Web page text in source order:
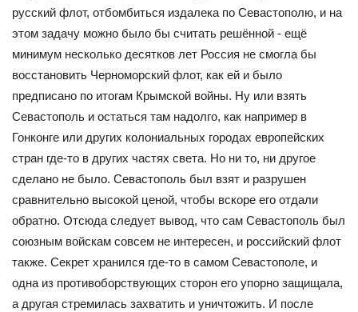
русский флот, отбомбиться издалека по Севастополю, и на
этом задачу можно было бы считать решённой - ещё
минимум несколько десятков лет Россия не смогла бы
восстановить Черноморский флот, как ей и было
предписано по итогам Крымской войны. Ну или взять
Севастополь и остаться там надолго, как например в
Гонконге или других колониальных городах европейских
стран где-то в других частях света. Но ни то, ни другое
сделано не было. Севастополь был взят и разрушен
сравнительно высокой ценой, чтобы вскоре его отдали
обратно. Отсюда следует вывод, что сам Севастополь был
союзным войскам совсем не интересен, и российский флот
также. Секрет хранился где-то в самом Севастополе, и
одна из противоборствующих сторон его упорно защищала,
а другая стремилась захватить и уничтожить. И после